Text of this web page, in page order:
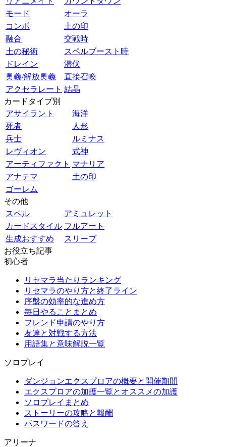
モード
オーラ
コンボ
土の印
融合
交戦時
土の秘術
スペルブースト時
ドレイン
潜伏
奥義/解放奥義
直接召喚
アクセラレート 結晶
カードタイプ別
アサイラント
海洋
死者
人形
兵士
ルミナス
レヴィオン
式神
アーティファクト マナリア
アナテマ
土の印
ゴーレム
その他
スペル
アミュレット
カードスタイル フルアート
生成おすすめ
スリーブ
お役立ち記事
初心者
リセマラ当たりランキング
リセマラのやり方と終了ライン
序盤の効率的な進め方
毎日やることまとめ
フレンド申請のやり方
友達と対戦する方法
用語集と意味解説一覧
ソロプレイ
ダンジョンエクスプロアの概要と開催期間
エクスプロアの加護一覧とオススメの加護
ソロプレイまとめ
ストーリーの攻略と報酬
パスワードの答え
アリーナ